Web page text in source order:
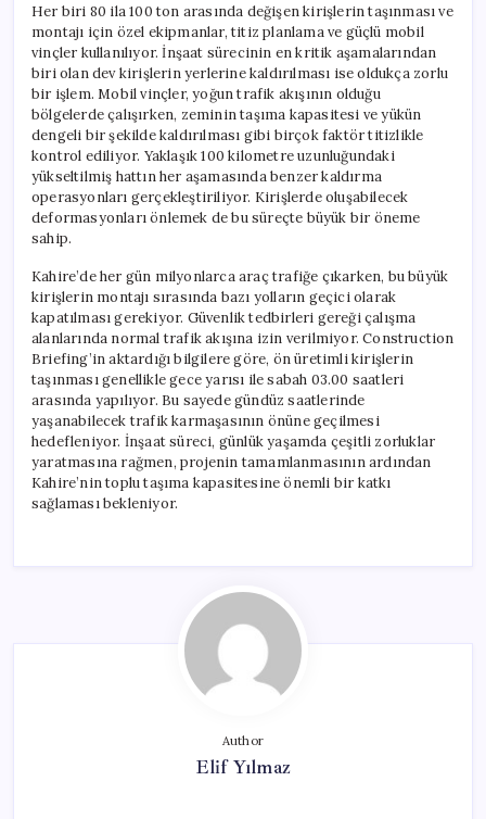
Her biri 80 ila 100 ton arasında değişen kirişlerin taşınması ve
montajı için özel ekipmanlar, titiz planlama ve güçlü mobil
vinçler kullanılıyor. İnşaat sürecinin en kritik aşamalarından
biri olan dev kirişlerin yerlerine kaldırılması ise oldukça zorlu
bir işlem. Mobil vinçler, yoğun trafik akışının olduğu
bölgelerde çalışırken, zeminin taşıma kapasitesi ve yükün
dengeli bir şekilde kaldırılması gibi birçok faktör titizlikle
kontrol ediliyor. Yaklaşık 100 kilometre uzunluğundaki
yükseltilmiş hattın her aşamasında benzer kaldırma
operasyonları gerçekleştiriliyor. Kirişlerde oluşabilecek
deformasyonları önlemek de bu süreçte büyük bir öneme
sahip.
Kahire’de her gün milyonlarca araç trafiğe çıkarken, bu büyük
kirişlerin montajı sırasında bazı yolların geçici olarak
kapatılması gerekiyor. Güvenlik tedbirleri gereği çalışma
alanlarında normal trafik akışına izin verilmiyor. Construction
Briefing’in aktardığı bilgilere göre, ön üretimli kirişlerin
taşınması genellikle gece yarısı ile sabah 03.00 saatleri
arasında yapılıyor. Bu sayede gündüz saatlerinde
yaşanabilecek trafik karmaşasının önüne geçilmesi
hedefleniyor. İnşaat süreci, günlük yaşamda çeşitli zorluklar
yaratmasına rağmen, projenin tamamlanmasının ardından
Kahire’nin toplu taşıma kapasitesine önemli bir katkı
sağlaması bekleniyor.
Author
Elif Yılmaz